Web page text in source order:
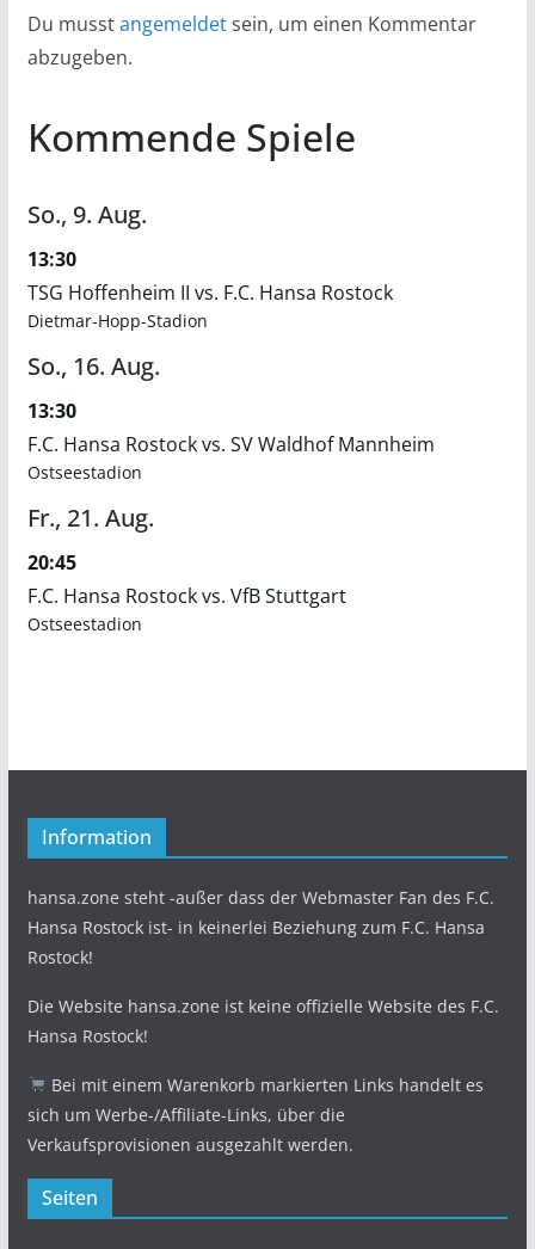
Du musstangemeldetsein, um einen Kommentar
abzugeben.
Kommende Spiele
So., 9. Aug.
13:30
TSG Hoffenheim II vs. F.C. Hansa Rostock
Dietmar-Hopp-Stadion
So., 16. Aug.
13:30
F.C. Hansa Rostock vs. SV Waldhof Mannheim
Ostseestadion
Fr., 21. Aug.
20:45
F.C. Hansa Rostock vs. VfB Stuttgart
Ostseestadion
Information
hansa.zone steht -außer dass der Webmaster Fan des F.C.
Hansa Rostock ist- in keinerlei Beziehung zum F.C. Hansa
Rostock!
Die Website hansa.zone ist keine offizielle Website des F.C.
Hansa Rostock!
Bei mit einem Warenkorb markierten Links handelt es
sich um Werbe-/Affiliate-Links, über die
Verkaufsprovisionen ausgezahlt werden.
Seiten